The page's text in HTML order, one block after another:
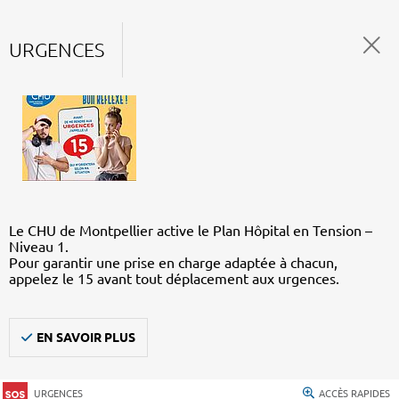
URGENCES
Le CHU de Montpellier active le Plan Hôpital en Tension –
Niveau 1.
Pour garantir une prise en charge adaptée à chacun,
appelez le 15 avant tout déplacement aux urgences.
EN SAVOIR PLUS
URGENCES ACCÈS RAPIDES